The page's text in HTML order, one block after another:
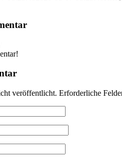
veröffentlicht. Erforderliche